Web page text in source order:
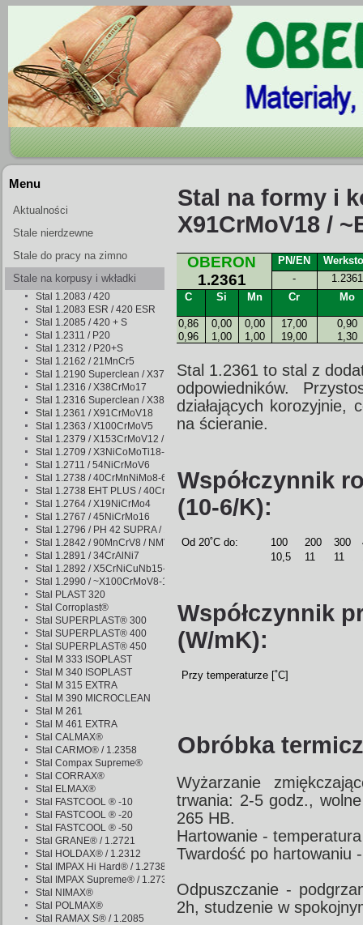
Menu
Aktualności
Stale nierdzewne
Stale do pracy na zimno
Stale na korpusy i wkładki
form wtryskowych
Stal 1.2083 / 420
Stal 1.2083 ESR / 420 ESR
Stal 1.2085 / 420 + S
Stal 1.2311 / P20
Stal 1.2312 / P20+S
Stal 1.2162 / 21MnCr5
Stal 1.2190 Superclean / X37Cr13
Stal 1.2316 / X38CrMo17
Stal 1.2316 Superclean / X38CrMo17
Stal 1.2361 / X91CrMoV18
Stal 1.2363 / X100CrMoV5
Stal 1.2379 / X153CrMoV12 / NC11LV
Stal 1.2709 / X3NiCoMoTi18-9-5
Stal 1.2711 / 54NiCrMoV6
Stal 1.2738 / 40CrMnNiMo8-6-4
Stal 1.2738 EHT PLUS / 40CrMnNiMo8-6-4
Stal 1.2764 / X19NiCrMo4
Stal 1.2767 / 45NiCrMo16
Stal 1.2796 / PH 42 SUPRA / 15NiCuAl12-10-10
Stal 1.2842 / 90MnCrV8 / NMV
Stal 1.2891 / 34CrAlNi7
Stal 1.2892 / X5CrNiCuNb15-5 / 1.2316 mod. / PH X SUPRA
Stal 1.2990 / ~X100CrMoV8-1-1
Stal PLAST 320
Stal Corroplast®
Stal SUPERPLAST® 300
Stal SUPERPLAST® 400
Stal SUPERPLAST® 450
Stal M 333 ISOPLAST
Stal M 340 ISOPLAST
Stal M 315 EXTRA
Stal M 390 MICROCLEAN
Stal M 261
Stal M 461 EXTRA
Stal CALMAX®
Stal CARMO® / 1.2358
Stal Compax Supreme®
Stal CORRAX®
Stal ELMAX®
Stal FASTCOOL ® -10
Stal FASTCOOL ® -20
Stal FASTCOOL ® -50
Stal GRANE® / 1.2721
Stal HOLDAX® / 1.2312
Stal IMPAX Hi Hard® / 1.2738
Stal IMPAX Supreme® / 1.2738
Stal NIMAX®
Stal POLMAX®
Stal RAMAX S® / 1.2085
Stal na formy i
X91CrMoV18 /
OBERON
1.2361
PN/EN
-
1.2361
C
Si Mn Cr Mo
0,86
0,96
0,00
1,00
0,00
1,00
17,00
19,00
0,90
1,30
Stal 1.2361 to stal z
odpowiedników.
działających korozyjnie,
na ścieranie.
Współczynnik
(10-6/K):
Od 20˚C do: 100 200 300
10,5
11 11
Współczynnik
(W/mK):
Przy temperaturze [˚C]
Obróbka
Wyżarzanie
trwania: 2-5 godz.,
265 HB.
Hartowanie -
Twardość po hartowaniu
Odpuszczanie -
2h, studzenie w